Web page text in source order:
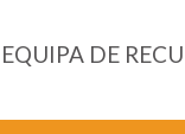
EQUIPA DE